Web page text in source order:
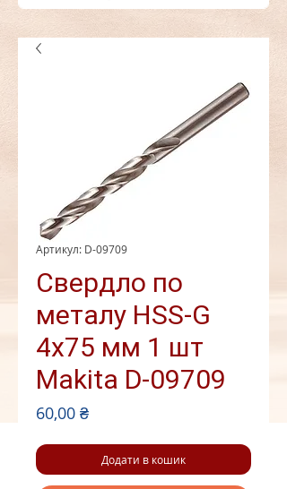
Артикул: D-09709
Свердло по
металу HSS-G
4x75 мм 1 шт
Makita D-09709
60,00 ₴Ціна
Додати в кошик